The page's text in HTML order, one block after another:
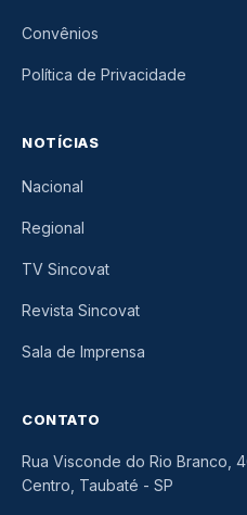
Convênios
Política de Privacidade
NOTÍCIAS
Nacional
Regional
TV Sincovat
Revista Sincovat
Sala de Imprensa
CONTATO
Rua Visconde do Rio Branco,
Centro, Taubaté - SP